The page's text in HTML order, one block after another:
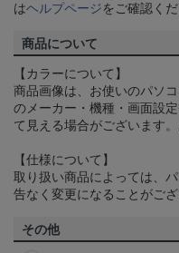
はヘルプページをご確認くだ
商品について
【カラーについて】
商品画像は、お使いのパソ
のメーカー・機種・画面設
て見える場合がございます
【仕様について】
取り扱い商品によっては、
告なく変更になることがござ
その他